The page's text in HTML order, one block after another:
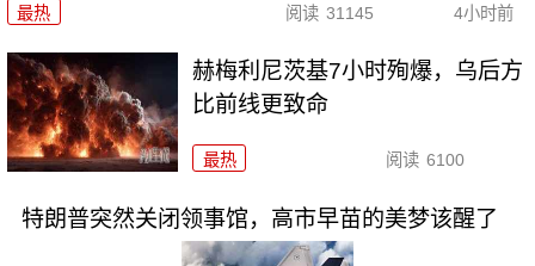
最热 阅读 31145 4小时前
赫梅利尼茨基7小时殉爆，乌后方
比前线更致命
最热 阅读 6100
特朗普突然关闭领事馆，高市早苗的美梦该醒了